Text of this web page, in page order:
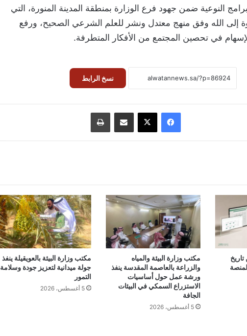
النوعية ضمن جهود فرع الوزارة بمنطقة المدينة المنورة، التي
إلى الله وفق منهج معتدل ونشر للعلم الشرعي الصحيح، ورفع
في تحصين المجتمع من الأفكار المتطرفة.
نسخ الرابط
فيسبوك ‫X مشاركة عبر البريد طباعة
مكتب وزارة البيئة والمياه
والزراعة بالعاصمة المقدسة ينفذ
ورشة عمل حول أساسيات
الاستزراع السمكي في البيئات
الجافة
5 أغسطس، 2026
مكتب وزارة البيئة بالعويقيلة ينفذ
جولة ميدانية لتعزيز جودة وسلامة
التمور
5 أغسطس، 2026